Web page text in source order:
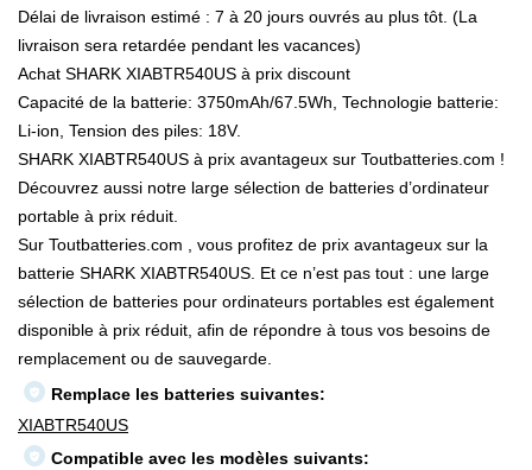
Délai de livraison estimé : 7 à 20 jours ouvrés au plus tôt. (La
livraison sera retardée pendant les vacances)
Achat SHARK XIABTR540US à prix discount
Capacité de la batterie: 3750mAh/67.5Wh, Technologie batterie:
Li-ion, Tension des piles: 18V.
SHARK XIABTR540US à prix avantageux sur Toutbatteries.com !
Découvrez aussi notre large sélection de batteries d’ordinateur
portable à prix réduit.
Sur Toutbatteries.com , vous profitez de prix avantageux sur la
batterie SHARK XIABTR540US. Et ce n’est pas tout : une large
sélection de batteries pour ordinateurs portables est également
disponible à prix réduit, afin de répondre à tous vos besoins de
remplacement ou de sauvegarde.
Remplace les batteries suivantes:
XIABTR540US
Compatible avec les modèles suivants: